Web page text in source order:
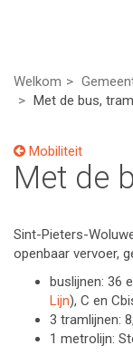
Welkom
Met de bus,
Mobiliteit
Met de
Sint-Pieters-
openbaar vervoer,
buslijnen: 36
Lijn), C en
3 tramlijnen:
1 metrolijn: